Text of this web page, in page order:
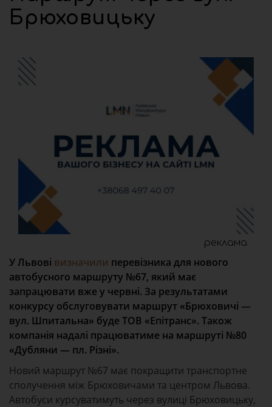
Брюховицьку
реклама
У Львові визначили перевізника для нового
автобусного маршруту №67, який має
запрацювати вже у червні. За результатами
конкурсу обслуговувати маршрут «Брюховичі —
вул. Шпитальна» буде ТОВ «Епітранс». Також
компанія надалі працюватиме на маршруті №80
«Дубляни — пл. Різні».
Новий маршрут №67 має покращити транспортне
сполучення між Брюховичами та центром Львова.
Автобуси курсуватимуть через вулиці Брюховицьку,